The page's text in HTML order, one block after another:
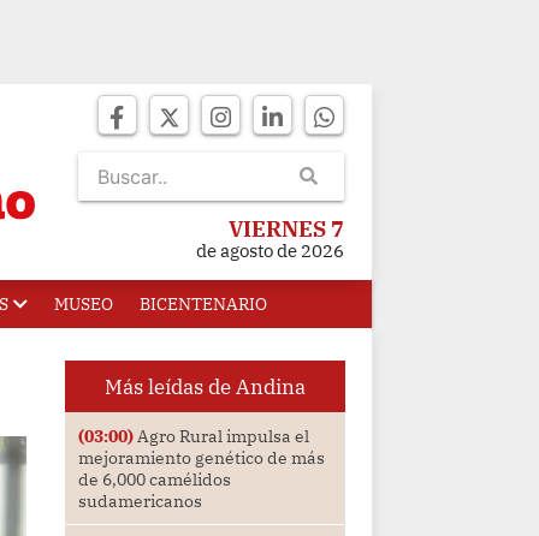
VIERNES 7
de agosto de 2026
MUSEO BICENTENARIO
Más leídas de Andina
(03:00)Agro Rural impulsa el
mejoramiento genético de más
de 6,000 camélidos
sudamericanos